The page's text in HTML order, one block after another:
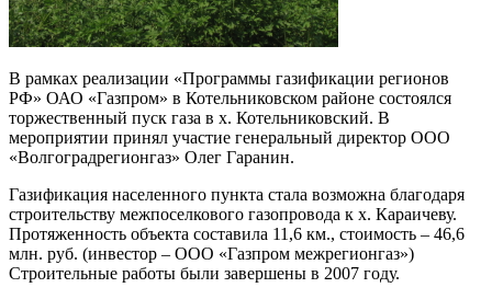
В рамках реализации «Программы газификации регионов
РФ» ОАО «Газпром» в Котельниковском районе состоялся
торжественный пуск газа в х. Котельниковский. В
мероприятии принял участие генеральный директор ООО
«Волгоградрегионгаз» Олег Гаранин.
Газификация населенного пункта стала возможна благодаря
строительству межпоселкового газопровода к х. Караичеву.
Протяженность объекта составила 11,6 км., стоимость – 46,6
млн. руб. (инвестор – ООО «Газпром межрегионгаз»)
Строительные работы были завершены в 2007 году.